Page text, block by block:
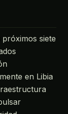
siete
en Libia